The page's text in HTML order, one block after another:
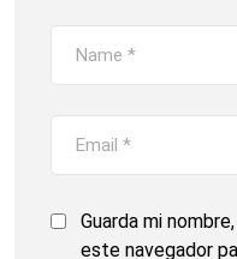
Guarda mi
este navegador